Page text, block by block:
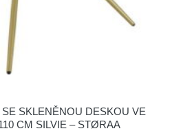
SKLENĚNOU DESKOU VE
CM SILVIE – STØRAA